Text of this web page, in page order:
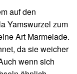
auf den
Yamswurzel zum
Art Marmelade.
da sie weicher
wenn sich